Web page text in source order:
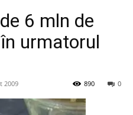
6 mln de
urmatorul
2009 0
890